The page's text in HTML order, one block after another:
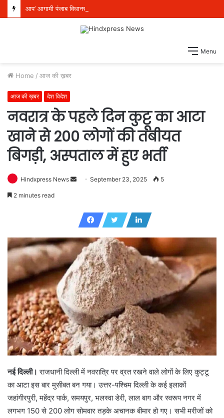
Menu
Home / आज की ख़बर
आज की ख़बर देश विदेश
नवरात्र के पहले दिन कुट्टू का आटा
खाने से 200 लोगों की तबीयत
बिगड़ी, अस्पताल में हुए भर्ती
Hindxpress News
a
n
m
a
i
l
September 23, 2025 5
2 minutes read
नई दिल्ली। राजधानी दिल्ली में नवरात्रि पर व्रत रखने वाले लोगों के लिए कुट्टू
का आटा इस बार मुसीबत बन गया। उत्तर-पश्चिम दिल्ली के कई इलाकों
जहांगीरपुरी, महेंद्र पार्क, समयपुर, भलस्वा डेरी, लाल बाग और स्वरूप नगर में
लगभग 150 से 200 लोग सोमवार तड़के अचानक बीमार हो गए। सभी मरीजों को